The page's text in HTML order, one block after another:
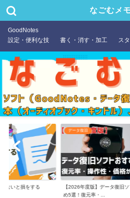
なごむメ
GoodNotes
設定・便利な技
書く・消す・加工 ス
タ復旧ソフトおすす
PDF
【2026年版】おすすめPDF
選！失敗しない...